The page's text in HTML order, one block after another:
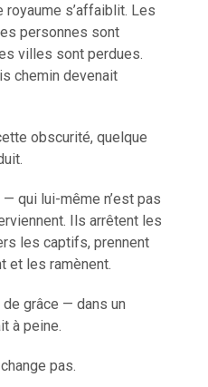
royaume s’affaiblit. Les
personnes sont
villes sont perdues.
chemin devenait
obscurité, quelque
qui lui-même n’est pas
Ils arrêtent les
les captifs, prennent
et les ramènent.
de grâce — dans un
à peine.
pas.